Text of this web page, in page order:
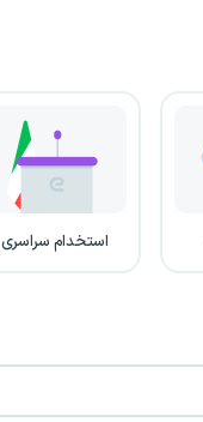
استخدام سراسری